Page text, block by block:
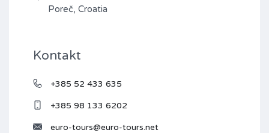
Poreč, Croatia
Kontakt
+385 52 433 635
+385 98 133 6202
euro-tours@euro-tours.net